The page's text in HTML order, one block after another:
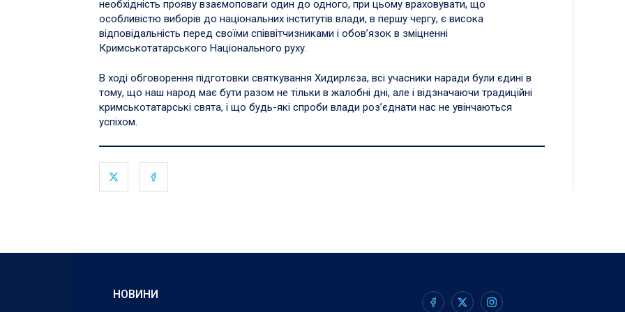
необхідність прояву взаємоповаги один до одного, при цьому враховувати, що
особливістю виборів до національних інститутів влади, в першу чергу, є висока
відповідальність перед своїми співвітчизниками і обов’язок в зміцненні
Кримськотатарського Національного руху.
В ході обговорення підготовки святкування Хидирлєза, всі учасники наради були єдині в
тому, що наш народ має бути разом не тільки в жалобні дні, але і відзначаючи традиційні
кримськотатарські свята, і що будь-які спроби влади роз’єднати нас не увінчаються
успіхом.
НОВИНИ